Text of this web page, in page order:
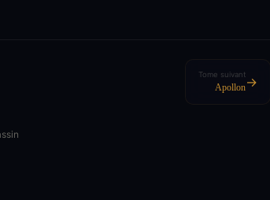
Tome suivant
Apollon→